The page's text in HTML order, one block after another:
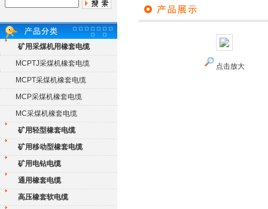
矿用采煤机用橡套电缆
MCPTJ采煤机橡套电缆
MCPT采煤机橡套电缆
MCP采煤机橡套电缆
MC采煤机橡套电缆
矿用轻型橡套电缆
矿用移动型橡套电缆
矿用电钻电缆
通用橡套电缆
高压橡套软电缆
点击放大